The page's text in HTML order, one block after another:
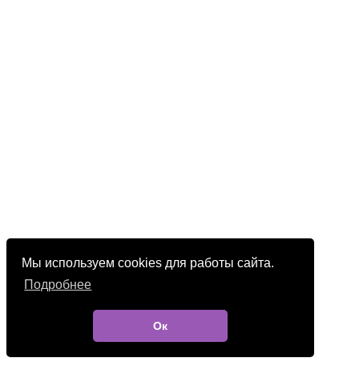
Мы используем cookies для работы сайта.
Подробнее
Ок